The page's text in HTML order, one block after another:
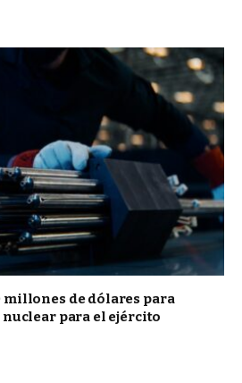
millones de dólares para
para el ejército